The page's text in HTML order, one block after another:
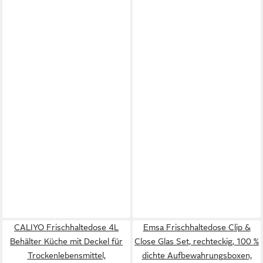
CALIYO Frischhaltedose 4L
Behälter Küche mit Deckel für
Trockenlebensmittel,
Emsa Frischhaltedose Clip &
Close Glas Set, rechteckig, 100 %
dichte Aufbewahrungsboxen,